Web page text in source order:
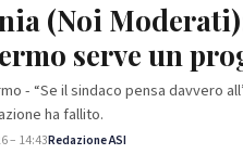
(Noi
serve un
- “Se il sindaco pensa davvero
ha fallito.
– 14:43Redazione ASI